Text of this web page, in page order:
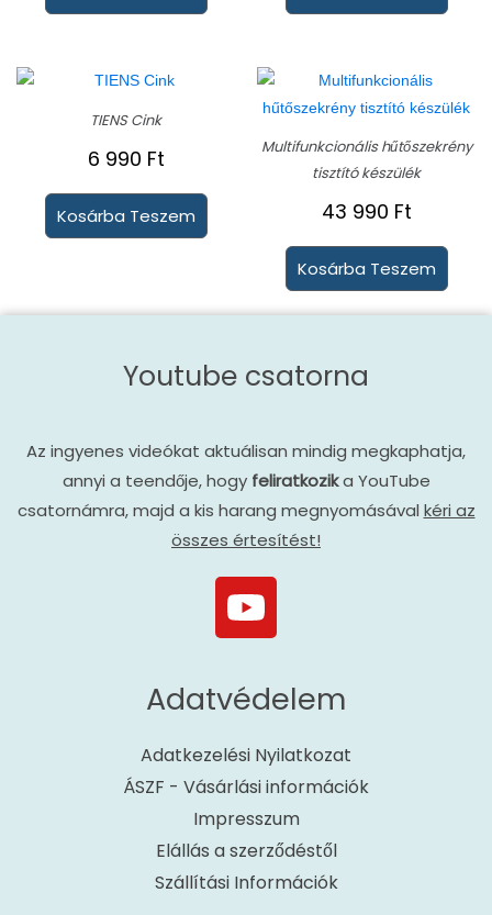
TIENS Cink
6 990 Ft
Kosárba Teszem
Multifunkcionális hűtőszekrény
tisztító készülék
43 990 Ft
Kosárba Teszem
Youtube csatorna
Az ingyenes videókat aktuálisan mindig megkaphatja,
annyi a teendője, hogy feliratkozika YouTube
csatornámra, majd a kis harang megnyomásával kéri az
összes értesítést!
Adatvédelem
Adatkezelési Nyilatkozat
ÁSZF - Vásárlási információk
Impresszum
Elállás a szerződéstől
Szállítási Információk